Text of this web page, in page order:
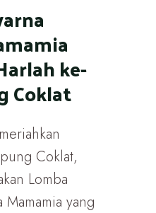
ke-
Coklat
Coklat,
Lomba
Mamamia yang